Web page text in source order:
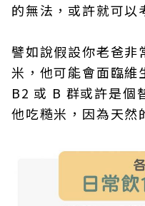
的無法，或許就可以
譬如說假設你老爸非
米，他可能會面臨
B2 或 B 群或許是個
他吃糙米，因為天然